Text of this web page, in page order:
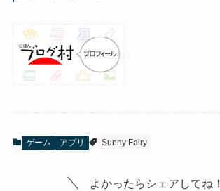
ゲーム アプリ Sunny Fairy
よかったらシェアしてね！